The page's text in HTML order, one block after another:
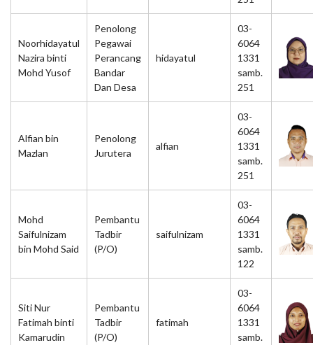
Noorhidayatul
Nazira binti
Mohd Yusof
Penolong
Pegawai
Perancang
Bandar
Dan Desa
hidayatul
03-
6064
1331
samb.
251
Alfian bin
Mazlan
Penolong
Jurutera
alfian
03-
6064
1331
samb.
251
Mohd
Saifulnizam
bin Mohd Said
Pembantu
Tadbir
(P/O)
saifulnizam
03-
6064
1331
samb.
122
Siti Nur
Fatimah binti
Kamarudin
Pembantu
Tadbir
(P/O)
fatimah
03-
6064
1331
samb.